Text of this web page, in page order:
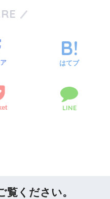
はてブ
LINE
覧ください。